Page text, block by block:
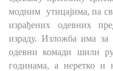
модним утицајима, па
израђених одевних
израду. Изложба има
одевни комади шили
годинама, а неретко и